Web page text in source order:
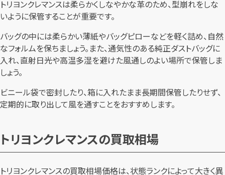
トリヨンクレマンスは柔らかくしなやかな革のため、型崩れをしな
いように保管することが重要です。
バッグの中には柔らかい薄紙やバッグピローなどを軽く詰め、自然
なフォルムを保ちましょう。また、通気性のある純正ダストバッグに
入れ、直射日光や高温多湿を避けた風通しのよい場所で保管しま
しょう。
ビニール袋で密封したり、箱に入れたまま長期間保管したりせず、
定期的に取り出して風を通すことをおすすめします。
トリヨンクレマンスの買取相場
トリヨンクレマンスの買取相場価格は、状態ランクによって大きく異